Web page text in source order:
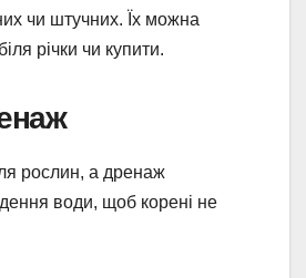
чи штучних. Їх можна
річки чи купити.
рослин, а дренаж
води, щоб корені не